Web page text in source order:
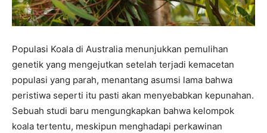
Populasi Koala di Australia menunjukkan pemulihan
genetik yang mengejutkan setelah terjadi kemacetan
populasi yang parah, menantang asumsi lama bahwa
peristiwa seperti itu pasti akan menyebabkan kepunahan.
Sebuah studi baru mengungkapkan bahwa kelompok
koala tertentu, meskipun menghadapi perkawinan